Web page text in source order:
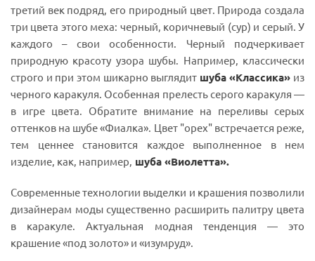
третий век подряд, его природный цвет. Природа создала
три цвета этого меха: черный, коричневый (сур) и серый. У
каждого – свои особенности. Черный подчеркивает
природную красоту узора шубы. Например, классически
строго и при этом шикарно выглядит шуба «Классика» из
черного каракуля. Особенная прелесть серого каракуля —
в игре цвета. Обратите внимание на переливы серых
оттенков на шубе «Фиалка». Цвет "орех" встречается реже,
тем ценнее становится каждое выполненное в нем
изделие, как, например, шуба «Виолетта».
Современные технологии выделки и крашения позволили
дизайнерам моды существенно расширить палитру цвета
в каракуле. Актуальная модная тенденция — это
крашение «под золото» и «изумруд».